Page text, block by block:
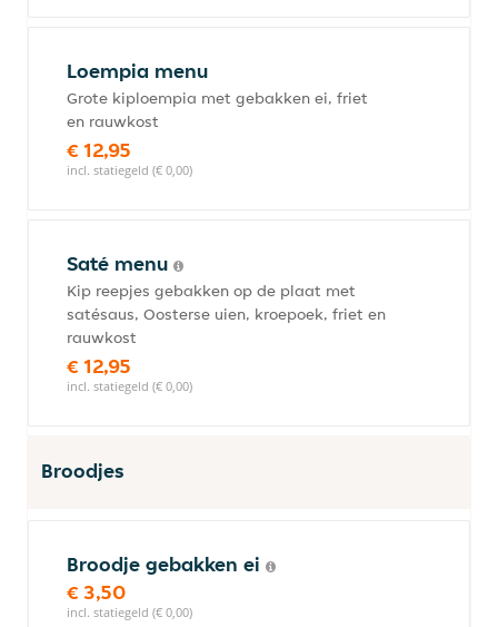
Loempia menu
Grote kiploempia met gebakken ei, friet
en rauwkost
€ 12,95
incl. statiegeld (€ 0,00)
Saté menu
Kip reepjes gebakken op de plaat met
satésaus, Oosterse uien, kroepoek, friet en
rauwkost
€ 12,95
incl. statiegeld (€ 0,00)
Broodjes
Broodje gebakken ei
€ 3,50
incl. statiegeld (€ 0,00)